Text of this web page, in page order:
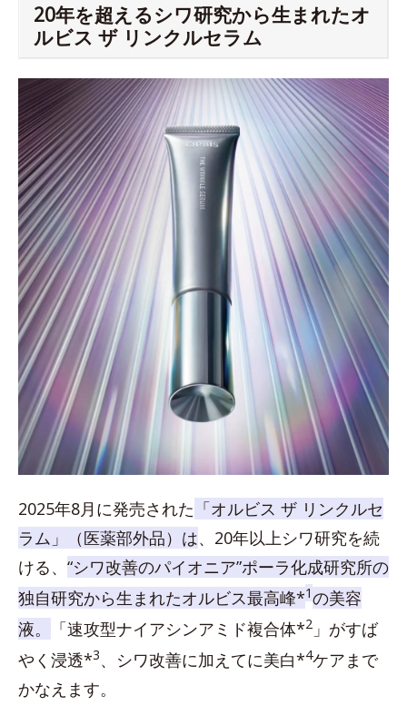
20年を超えるシワ研究から生まれたオ
ルビス ザ リンクルセラム
2025年8月に発売された 「オルビス ザ リンクルセ
ラム」（医薬部外品）は、20年以上シワ研究を続
ける、 “シワ改善のパイオニア”ポーラ化成研究所の
独自研究から生まれたオルビス最高峰*1の美容
液。
「速攻型ナイアシンアミド複合体*2 」がすば
やく浸透*3、シワ改善に加えてに美白*4ケアまで
かなえます。